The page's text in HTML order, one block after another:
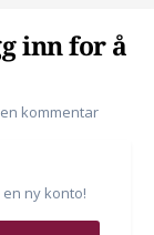
inn for å
kommentar
ny konto!